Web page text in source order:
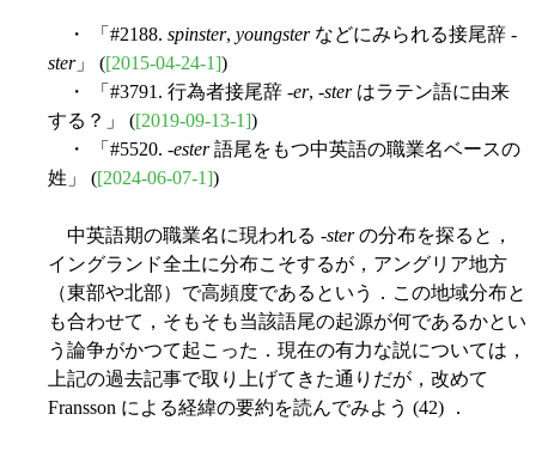
・ 「#2188. spinster, youngsterなどにみられる接尾辞 -
ster」 ([2015-04-24-1])
・ 「#3791. 行為者接尾辞 -er, -sterはラテン語に由来
する？」 ([2019-09-13-1])
・ 「#5520. -ester語尾をもつ中英語の職業名ベースの
姓」 ([2024-06-07-1])
中英語期の職業名に現われる -sterの分布を探ると，
イングランド全土に分布こそするが，アングリア地方
（東部や北部）で高頻度であるという．この地域分布と
も合わせて，そもそも当該語尾の起源が何であるかとい
う論争がかつて起こった．現在の有力な説については，
上記の過去記事で取り上げてきた通りだが，改めて
Fransson による経緯の要約を読んでみよう (42) ．